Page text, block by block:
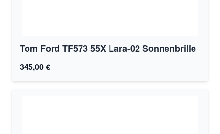
Tom Ford TF573 55X Lara-02 Sonnenbrille
345,00 €